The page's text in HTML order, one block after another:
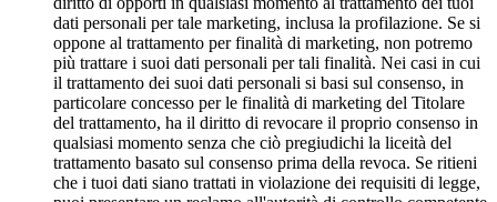
dati personali per tale marketing, inclusa la profilazione. Se si
oppone al trattamento per finalità di marketing, non potremo
più trattare i suoi dati personali per tali finalità. Nei casi in cui
il trattamento dei suoi dati personali si basi sul consenso, in
particolare concesso per le finalità di marketing del Titolare
del trattamento, ha il diritto di revocare il proprio consenso in
qualsiasi momento senza che ciò pregiudichi la liceità del
trattamento basato sul consenso prima della revoca. Se ritieni
che i tuoi dati siano trattati in violazione dei requisiti di legge,